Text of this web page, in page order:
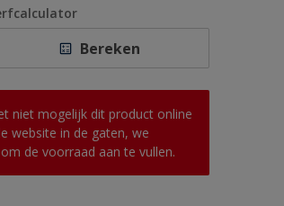
Bereken
niet mogelijk dit product online
website in de gaten, we
de voorraad aan te vullen.